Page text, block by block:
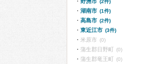
(2件)
湖南市 (1件)
高島市 (2件)
東近江市 (3件)
米原市 (0)
蒲生郡日野町 (0)
蒲生郡竜王町 (0)